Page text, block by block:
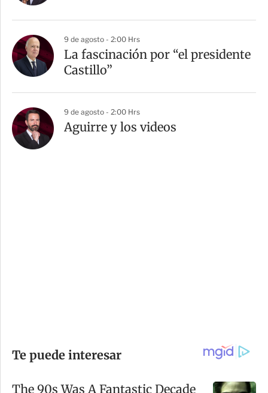
9 de agosto - 2:00 Hrs
La fascinación por “el presidente
Castillo”
9 de agosto - 2:00 Hrs
Aguirre y los videos